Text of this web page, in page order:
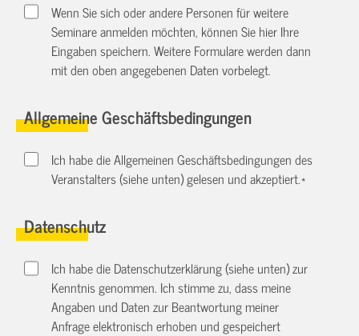
Wenn Sie sich oder andere Personen für weitere
Seminare anmelden möchten, können Sie hier Ihre
Eingaben speichern. Weitere Formulare werden dann
mit den oben angegebenen Daten vorbelegt.
Allgemeine Geschäftsbedingungen
Ich habe die Allgemeinen Geschäftsbedingungen des
Veranstalters (siehe unten) gelesen und akzeptiert.*
Datenschutz
Ich habe die Datenschutzerklärung (siehe unten) zur
Kenntnis genommen. Ich stimme zu, dass meine
Angaben und Daten zur Beantwortung meiner
Anfrage elektronisch erhoben und gespeichert